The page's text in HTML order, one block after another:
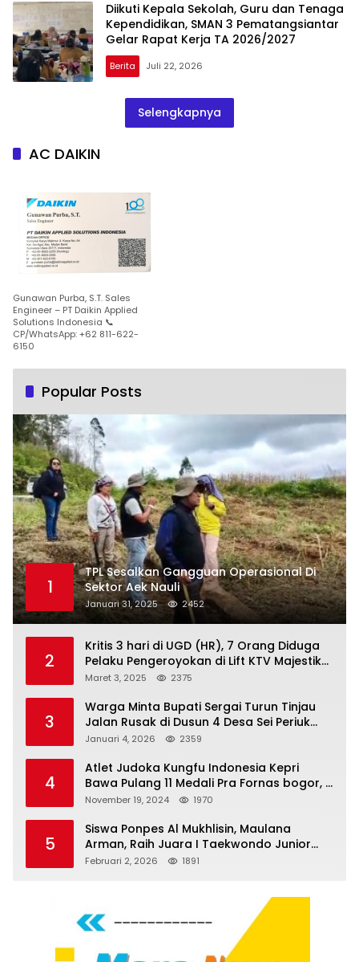
Diikuti Kepala Sekolah, Guru dan Tenaga
Kependidikan, SMAN 3 Pematangsiantar
Gelar Rapat Kerja TA 2026/2027
Berita Juli 22, 2026
Selengkapnya
AC DAIKIN
Gunawan Purba, S.T. Sales
Engineer – PT Daikin Applied
Solutions Indonesia 📞
CP/WhatsApp: +62 811-622-
6150
Popular Posts
1
TPL Sesalkan Gangguan Operasional Di
Sektor Aek Nauli
Januari 31, 2025 2452
2
Kritis 3 hari di UGD (HR), 7 Orang Diduga
Pelaku Pengeroyokan di Lift KTV Majestik
Melenggang Bebas, Kantor Hukum JAP
Tanjungpinang
Maret 3, 2025 2375
3
Warga Minta Bupati Sergai Turun Tinjau
Jalan Rusak di Dusun 4 Desa Sei Periuk
Serdang Bedagai
Januari 4, 2026 2359
4
Atlet Judoka Kungfu Indonesia Kepri
Bawa Pulang 11 Medali Pra Fornas bogor, 3
Emas dan 8 Perunggu.
November 19, 2024 1970
5
Siswa Ponpes Al Mukhlisin, Maulana
Arman, Raih Juara I Taekwondo Junior
Putra di Riau National Championship 2026
Februari 2, 2026 1891